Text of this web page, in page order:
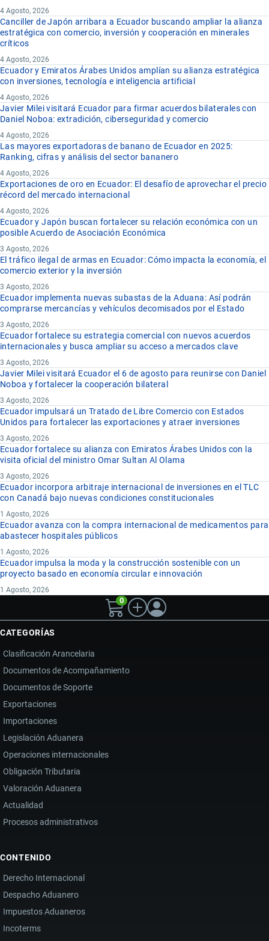
4 Agosto, 2026
Canciller de Japón arribara a Ecuador buscando ampliar la alianza
estratégica con comercio, inversión y cooperación en minerales
críticos
4 Agosto, 2026
Ecuador y Emiratos Árabes Unidos amplían su alianza estratégica
con inversiones, tecnología e inteligencia artificial
4 Agosto, 2026
Javier Milei visitará Ecuador para firmar acuerdos bilaterales con
Daniel Noboa: extradición, ciberseguridad y comercio
4 Agosto, 2026
Las mayores exportadoras de banano de Ecuador en 2025:
Ranking, cifras y análisis del sector bananero
4 Agosto, 2026
Exportaciones de oro en Ecuador: El desafío de aprovechar el precio
récord del mercado internacional
4 Agosto, 2026
Ecuador y Japón buscan fortalecer su relación económica con un
posible Acuerdo de Asociación Económica
3 Agosto, 2026
El tráfico ilegal de armas en Ecuador: Cómo impacta la economía, el
comercio exterior y la inversión
3 Agosto, 2026
Ecuador implementa nuevas subastas de la Aduana: Así podrán
comprarse mercancías y vehículos decomisados por el Estado
3 Agosto, 2026
Ecuador fortalece su estrategia comercial con nuevos acuerdos
internacionales y busca ampliar su acceso a mercados clave
3 Agosto, 2026
Javier Milei visitará Ecuador el 6 de agosto para reunirse con Daniel
Noboa y fortalecer la cooperación bilateral
3 Agosto, 2026
Ecuador impulsará un Tratado de Libre Comercio con Estados
Unidos para fortalecer las exportaciones y atraer inversiones
3 Agosto, 2026
Ecuador fortalece su alianza con Emiratos Árabes Unidos con la
visita oficial del ministro Omar Sultan Al Olama
3 Agosto, 2026
Ecuador incorpora arbitraje internacional de inversiones en el TLC
con Canadá bajo nuevas condiciones constitucionales
1 Agosto, 2026
Ecuador avanza con la compra internacional de medicamentos para
abastecer hospitales públicos
1 Agosto, 2026
Ecuador impulsa la moda y la construcción sostenible con un
proyecto basado en economía circular e innovación
1 Agosto, 2026
0
CATEGORÍAS
Clasificación Arancelaria
Documentos de Acompañamiento
Documentos de Soporte
Exportaciones
Importaciones
Legislación Aduanera
Operaciones internacionales
Obligación Tributaria
Valoración Aduanera
Actualidad
Procesos administrativos
CONTENIDO
Derecho Internacional
Despacho Aduanero
Impuestos Aduaneros
Incoterms